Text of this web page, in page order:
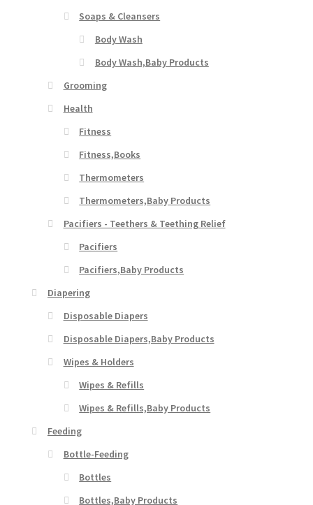
Soaps & Cleansers
Body Wash
Body Wash,Baby Products
Grooming
Health
Fitness
Fitness,Books
Thermometers
Thermometers,Baby Products
Pacifiers - Teethers & Teething Relief
Pacifiers
Pacifiers,Baby Products
Diapering
Disposable Diapers
Disposable Diapers,Baby Products
Wipes & Holders
Wipes & Refills
Wipes & Refills,Baby Products
Feeding
Bottle-Feeding
Bottles
Bottles,Baby Products